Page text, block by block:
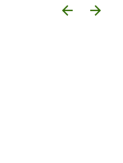
arrow_backward arrow_forward